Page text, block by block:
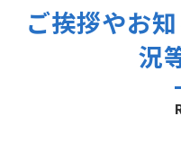
ご挨拶やお
況